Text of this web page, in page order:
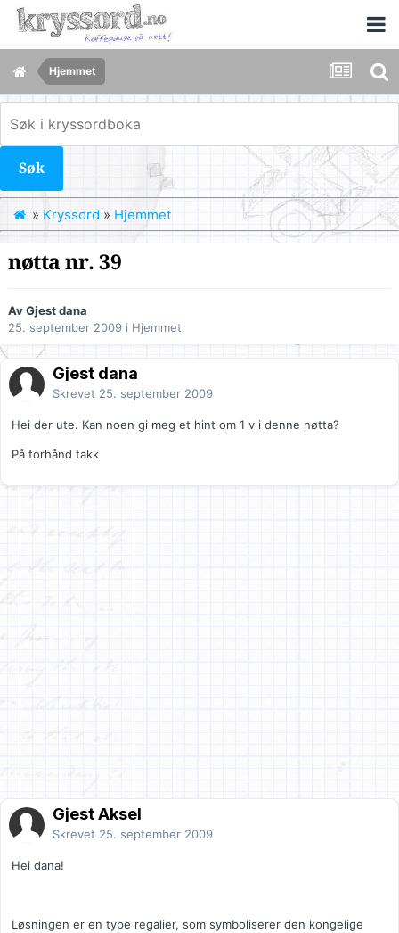
Hjemmet
Søk
» Kryssord » Hjemmet
nøtta nr. 39
Av Gjest dana
25. september 2009 i Hjemmet
Gjest dana
Skrevet 25. september 2009
Hei der ute. Kan noen gi meg et hint om 1 v i denne nøtta?
På forhånd takk
Gjest Aksel
Skrevet 25. september 2009
Hei dana!
Løsningen er en type regalier, som symboliserer den kongelige